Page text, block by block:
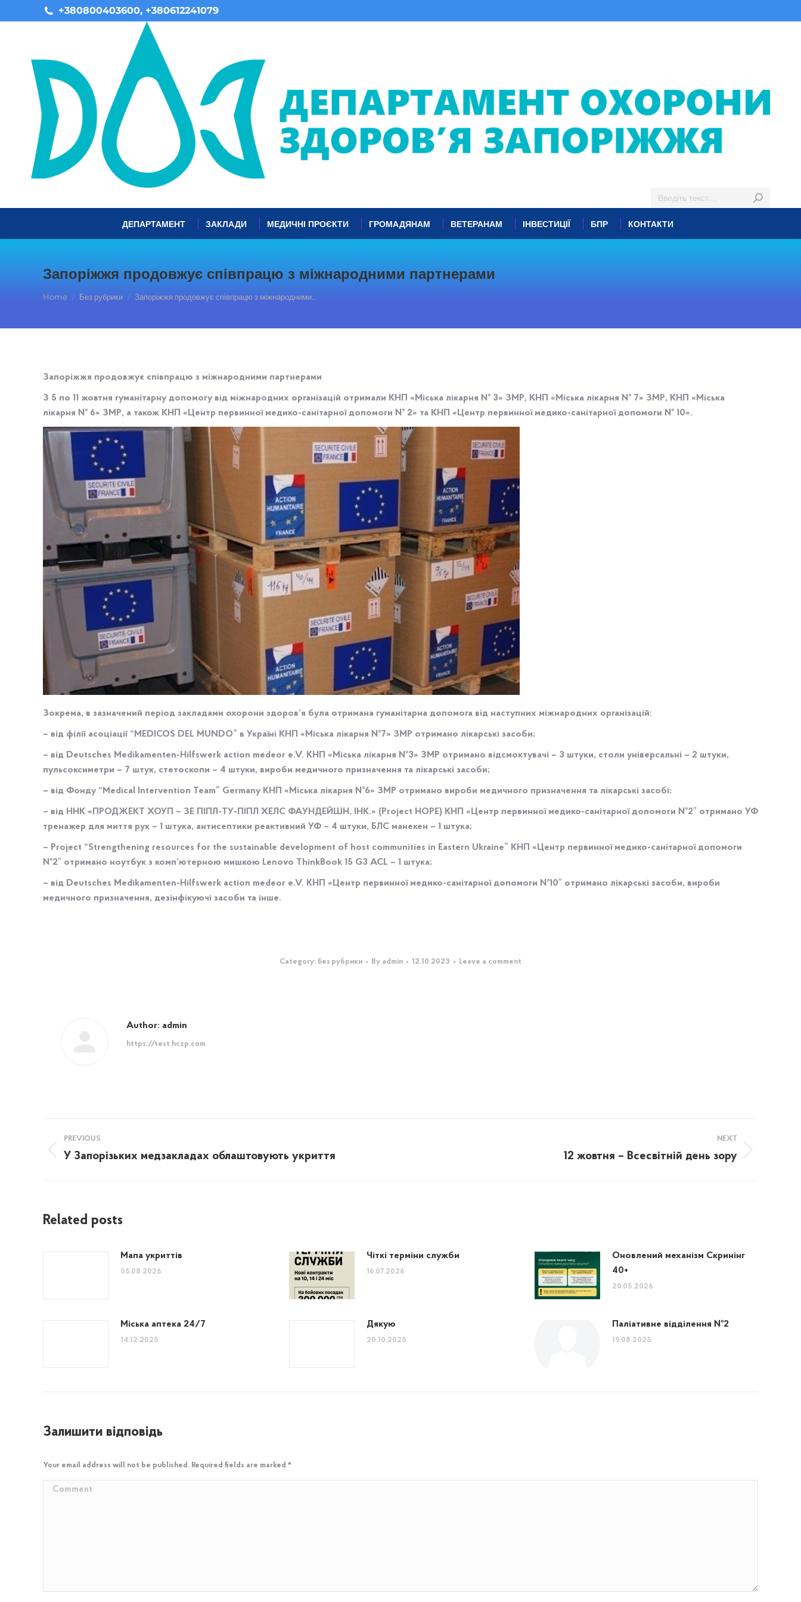
+380800403600, +380612241079
ДЕПАРТАМЕНТ ЗАКЛАДИ МЕДИЧНІ ПРОЄКТИ ГРОМАДЯНАМ ВЕТЕРАНАМ ІНВЕСТИЦІЇ БПР КОНТАКТИ
Запоріжжя продовжує співпрацю з міжнародними партнерами
You are here:
Home Без рубрики Запоріжжя продовжує співпрацю з міжнародними…
Запоріжжя продовжує співпрацю з міжнародними партнерами
З 5 по 11 жовтня гуманітарну допомогу від міжнародних організацій отримали КНП «Міська лікарня № 3» ЗМР, КНП «Міська лікарня № 7» ЗМР, КНП «Міська
лікарня № 6» ЗМР, а також КНП «Центр первинної медико-санітарної допомоги № 2» та КНП «Центр первинної медико-санітарної допомоги № 10».
Зокрема, в зазначений період закладами охорони здоров’я була отримана гуманітарна допомога від наступних міжнародних організацій:
– від філії асоціації “MEDICOS DEL MUNDO” в Україні КНП «Міська лікарня №7» ЗМР отримано лікарські засоби;
– від Deutsches Medikamenten-Hilfswerk action medeor e.V. КНП «Міська лікарня №3» ЗМР отримано відсмоктувачі – 3 штуки, столи універсальні – 2 штуки,
пульсоксиметри – 7 штук, стетоскопи – 4 штуки, вироби медичного призначення та лікарські засоби;
– від Фонду “Medical Intervention Team” Germany КНП «Міська лікарня №6» ЗМР отримано вироби медичного призначення та лікарські засобі;
– від ННК «ПРОДЖЕКТ ХОУП – ЗЕ ПІПЛ-ТУ-ПІПЛ ХЕЛС ФАУНДЕЙШН, ІНК.» (Project HOPE) КНП «Центр первинної медико-санітарної допомоги №2″ отримано УФ
тренажер для миття рук – 1 штука, антисептики реактивний УФ – 4 штуки, БЛС манекен – 1 штука;
– Project “Strengthening resources for the sustainable development of host communities in Eastern Ukraine” КНП «Центр первинної медико-санітарної допомоги
№2″ отримано ноутбук з комп’ютерною мишкою Lenovo ThinkBook 15 G3 ACL – 1 штука;
– від Deutsches Medikamenten-Hilfswerk action medeor e.V. КНП «Центр первинної медико-санітарної допомоги №10″ отримано лікарські засоби, вироби
медичного призначення, дезінфікуючі засоби та інше.
Category: Без рубрики By admin 12.10.2023 Leave a comment
Author: admin
https://test.hczp.com
Post
navigation
PREVIOUS
Previous
У Запорізьких медзакладах облаштовують укриття
NEXT
12 жовтня – Всесвітній день зору
Related posts
Мапа укриттів
05.08.2026
Чіткі терміни служби
16.07.2026
Оновлений механізм Скринінг
40+
20.05.2026
Міська аптека 24/7
14.12.2025
Дякую
20.10.2025
Паліативне відділення №2
19.08.2025
Залишити відповідь
Your email address will not be published. Required fields are marked *
Comment